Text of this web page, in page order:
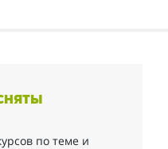
по теме и